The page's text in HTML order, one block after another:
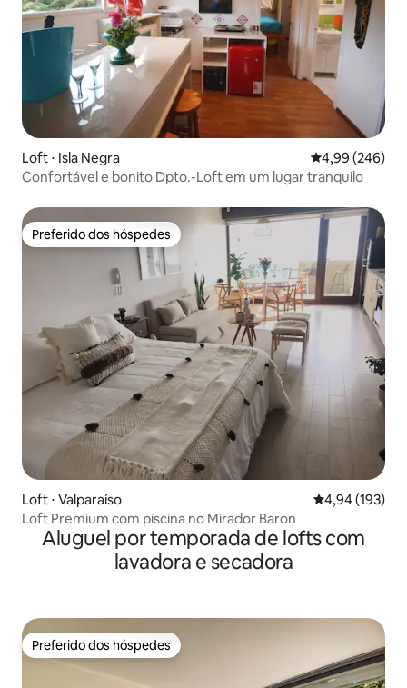
Loft ⋅ Isla Negra 4,99 de uma
4,99 (246)
Confortável e bonito Dpto.-Loft em um lugar tranquilo
Preferido dos hóspedes
Preferido dos hóspedes
Loft ⋅ Valparaíso 4,94 de uma
4,94 (193)
Loft Premium com piscina no Mirador Baron
Aluguel por temporada de lofts com
lavadora e secadora
Preferido dos hóspedes
Preferido dos hóspedes